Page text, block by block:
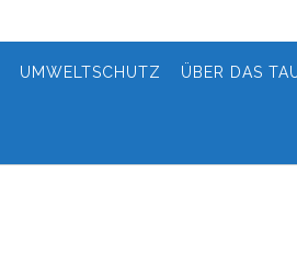
UMWELTSCHUTZ ÜBER DAS